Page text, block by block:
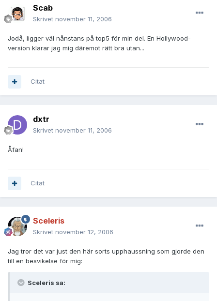
Scab
Skrivet november 11, 2006
Jodå, ligger väl nånstans på top5 för min del. En Hollywood-
version klarar jag mig däremot rätt bra utan...
Citat
dxtr
Skrivet november 11, 2006
Åfan!
Citat
Sceleris
Skrivet november 12, 2006
Jag tror det var just den här sorts upphaussning som gjorde den
till en besvikelse för mig:
Sceleris sa: